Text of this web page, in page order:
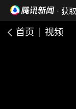
· 获
首页 视频